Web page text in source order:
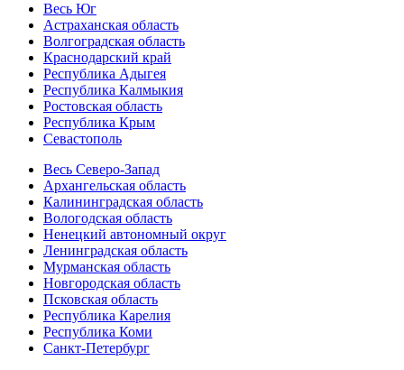
Весь Юг
Астраханская область
Волгоградская область
Краснодарский край
Республика Адыгея
Республика Калмыкия
Ростовская область
Республика Крым
Севастополь
Весь Северо-Запад
Архангельская область
Калининградская область
Вологодская область
Ненецкий автономный округ
Ленинградская область
Мурманская область
Новгородская область
Псковская область
Республика Карелия
Республика Коми
Санкт-Петербург